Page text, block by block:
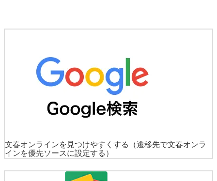
文春オンラインを見つけやすくする
（遷移先で文春オンラ
インを優先ソースに設定する）